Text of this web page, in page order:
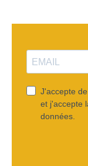
J'accepte
et j'accepte
données.